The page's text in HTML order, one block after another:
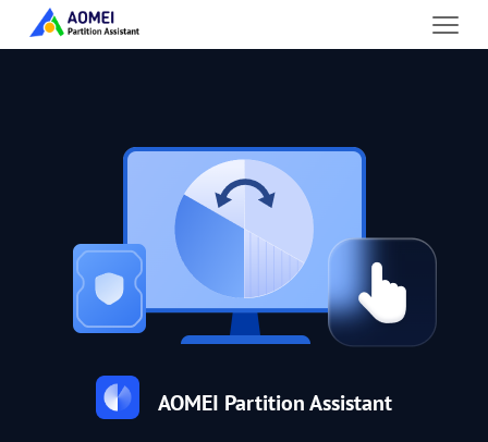
AOMEI Partition Assistant